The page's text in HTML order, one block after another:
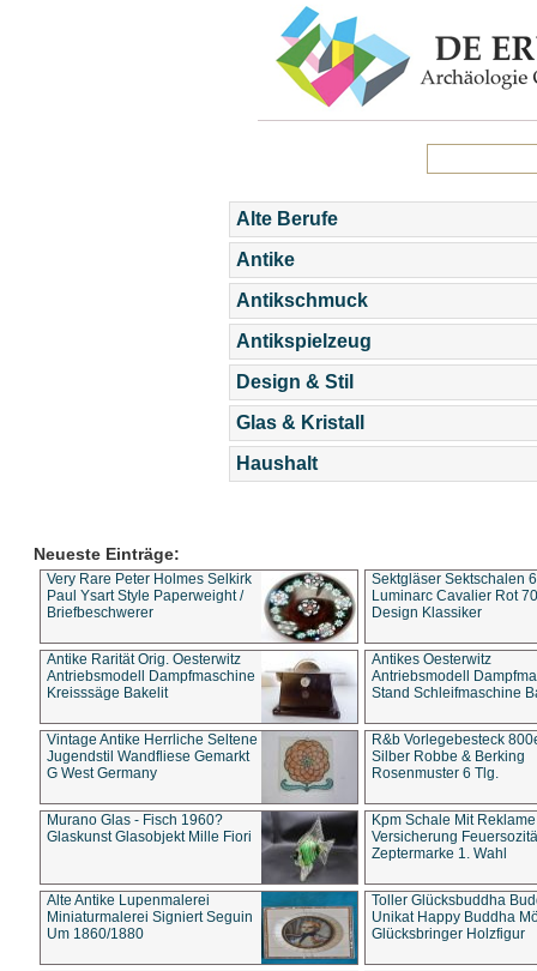
Alte Berufe
Antike
Antikschmuck
Antikspielzeug
Design & Stil
Glas & Kristall
Haushalt
Neueste Einträge:
Very Rare Peter Holmes Selkirk
Paul Ysart Style Paperweight /
Briefbeschwerer
Sektgläser Sektschalen
Luminarc Cavalier Rot
Design Klassiker
Antike Rarität Orig. Oesterwitz
Antriebsmodell Dampfmaschine
Kreisssäge Bakelit
Antikes Oesterwitz
Antriebsmodell
Stand Schleifmaschine
Vintage Antike Herrliche Seltene
Jugendstil Wandfliese Gemarkt
G West Germany
R&b Vorlegebesteck
Silber Robbe & Berking
Rosenmuster 6 Tlg.
Murano Glas - Fisch 1960?
Glaskunst Glasobjekt Mille Fiori
Kpm Schale Mit Reklame
Versicherung
Zeptermarke 1. Wahl
Alte Antike Lupenmalerei
Miniaturmalerei Signiert Seguin
Um 1860/1880
Toller Glücksbuddha
Unikat Happy Buddha
Glücksbringer Holzfigur